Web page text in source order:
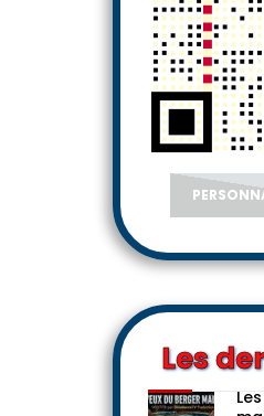
Les